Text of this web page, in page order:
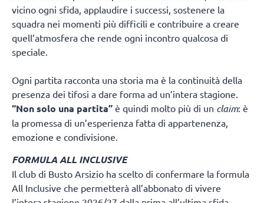
vicino ogni sfida, applaudire i successi, sostenere la
squadra nei momenti più difficili e contribuire a creare
quell’atmosfera che rende ogni incontro qualcosa di
speciale.
Ogni partita racconta una storia ma è la continuità della
presenza dei tifosi a dare forma ad un’intera stagione.
“Non solo una partita” è quindi molto più di un claim: è
la promessa di un’esperienza fatta di appartenenza,
emozione e condivisione.
FORMULA ALL INCLUSIVE
Il club di Busto Arsizio ha scelto di confermare la formula
All Inclusive che permetterà all’abbonato di vivere